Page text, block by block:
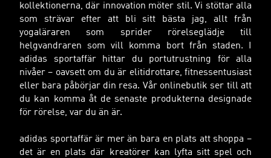
kollektionerna, där innovation möter stil. Vi stöttar alla
som strävar efter att bli sitt bästa jag, allt från
yogaläraren som sprider rörelseglädje till
helgvandraren som vill komma bort från staden. I
adidas sportaffär hittar du portutrustning för alla
nivåer – oavsett om du är elitidrottare, fitnessentusiast
eller bara påbörjar din resa. Vår onlinebutik ser till att
du kan komma åt de senaste produkterna designade
för rörelse, var du än är.
adidas sportaffär är mer än bara en plats att shoppa –
det är en plats där kreatörer kan lyfta sitt spel och